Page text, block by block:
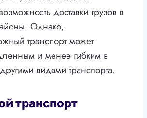
доставки грузов в
Однако,
транспорт может
и менее гибким в
видами транспорта.
транспорт